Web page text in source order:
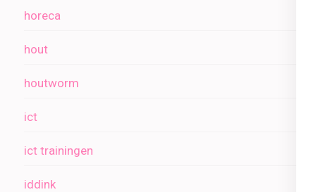
horeca
hout
houtworm
ict
ict trainingen
iddink